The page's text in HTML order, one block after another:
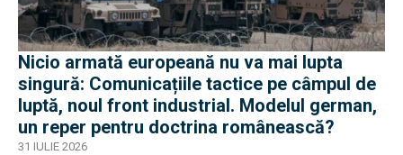
Nicio armată europeană nu va mai lupta
singură: Comunicațiile tactice pe câmpul de
luptă, noul front industrial. Modelul german,
un reper pentru doctrina românească?
31 IULIE 2026